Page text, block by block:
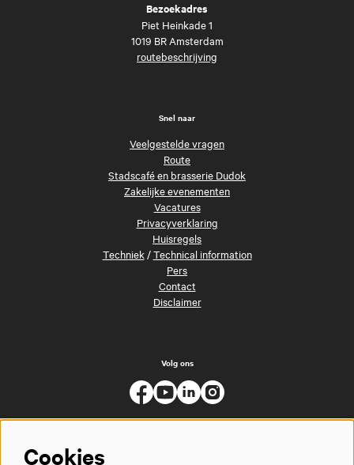
Bezoekadres
Piet Heinkade 1
1019 BR Amsterdam
routebeschrijving
Snel naar
Veelgestelde vragen
Route
Stadscafé en brasserie Dudok
Zakelijke evenementen
Vacatures
Privacyverklaring
Huisregels
Techniek/Technical information
Pers
Contact
Disclaimer
Volg ons
Cookies